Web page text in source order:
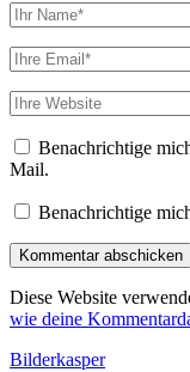
Ihr
Name
Ihre
Email
Webseiten
URL
Benachrichtige
Mail.
Benachrichtige
Diese Website
wie deine
Bilderkasper